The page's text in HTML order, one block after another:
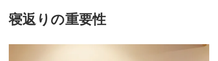
寝返りの重要性